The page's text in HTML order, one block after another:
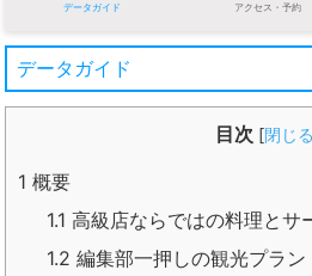
データガイド アクセス・予約
データガイド
目次 [閉じる
1 概要
1.1 高級店ならではの料理とサ
1.2 編集部一押しの観光プラン